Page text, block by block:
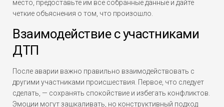
место, предоставьте им все собранные данные и дайте
четкие объяснения о том, что произошло.
Взаимодействие с участниками
ДТП
После аварии важно правильно взаимодействовать с
другими участниками происшествия. Первое, что следует
сделать, — сохранять спокойствие и избегать конфликтов.
Эмоции могут зашкаливать, но конструктивный подход